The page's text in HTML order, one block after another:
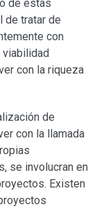
de estas
de tratar de
con
viabilidad
con la riqueza
de
con la llamada
se involucran en
Existen